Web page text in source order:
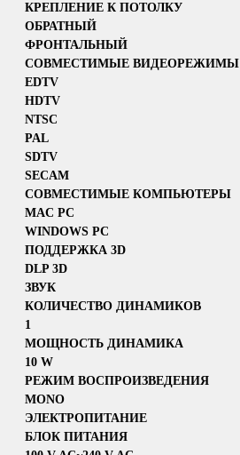
КРЕПЛЕНИЕ К ПОТОЛКУ
ОБРАТНЫЙ
ФРОНТАЛЬНЫЙ
СОВМЕСТИМЫЕ ВИДЕОРЕЖИМЫ
EDTV
HDTV
NTSC
PAL
SDTV
SECAM
СОВМЕСТИМЫЕ КОМПЬЮТЕРЫ
MAC PC
WINDOWS PC
ПОДДЕРЖКА 3D
DLP 3D
ЗВУК
КОЛИЧЕСТВО ДИНАМИКОВ
1
МОЩНОСТЬ ДИНАМИКА
10 W
РЕЖИМ ВОСПРОИЗВЕДЕНИЯ
MONO
ЭЛЕКТРОПИТАНИЕ
БЛОК ПИТАНИЯ